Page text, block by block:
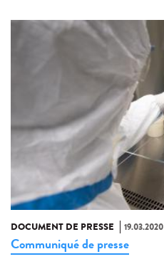
DOCUMENT DE PRESSE 19.03.2020
Communiqué de presse